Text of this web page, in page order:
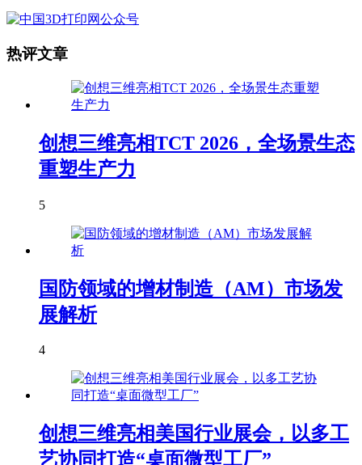
热评文章
创想三维亮相TCT 2026，全场景生态
重塑生产力
5
国防领域的增材制造（AM）市场发
展解析
4
创想三维亮相美国行业展会，以多工
艺协同打造“桌面微型工厂”